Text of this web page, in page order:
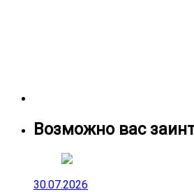
Возможно вас
30.07.2026